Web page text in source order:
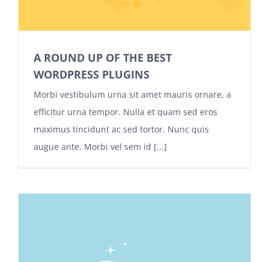
A ROUND UP OF THE BEST
WORDPRESS PLUGINS
Morbi vestibulum urna sit amet mauris ornare, a
efficitur urna tempor. Nulla et quam sed eros
maximus tincidunt ac sed tortor. Nunc quis
augue ante. Morbi vel sem id [...]